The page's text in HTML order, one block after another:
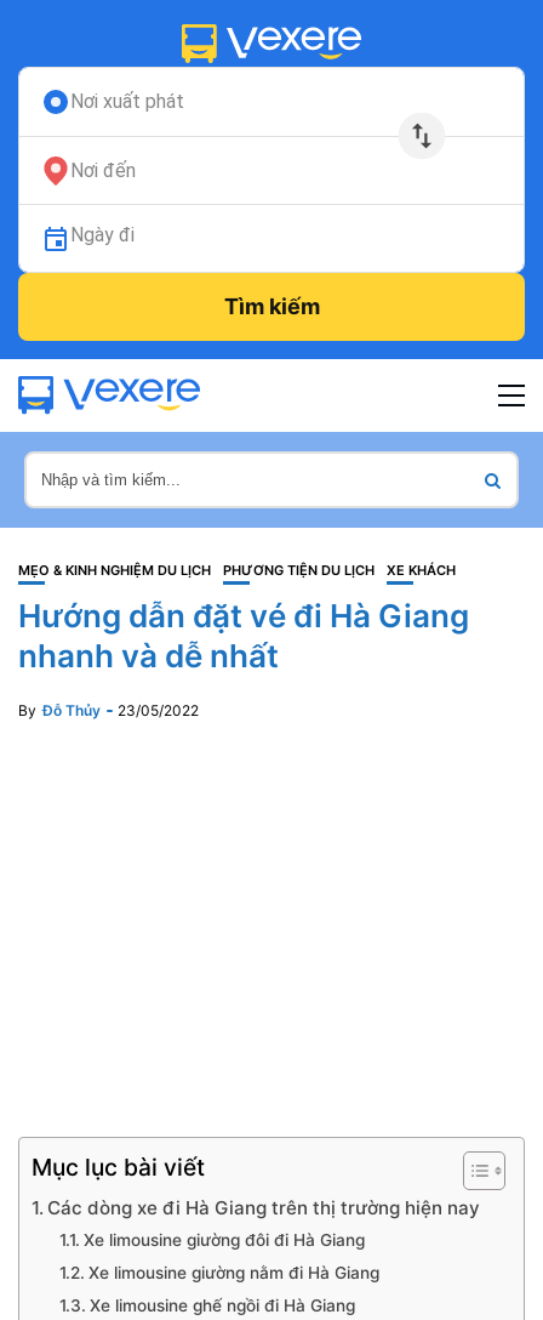
Nơi xuất phát
Nơi đến
Ngày đi
Tìm kiếm
MẸO & KINH NGHIỆM DU LỊCH PHƯƠNG TIỆN DU LỊCH XE KHÁCH
Hướng dẫn đặt vé đi Hà Giang
nhanh và dễ nhất
By Đỗ Thủy 23/05/2022
Mục lục bài viết
Các dòng xe đi Hà Giang trên thị trường hiện nay
Xe limousine giường đôi đi Hà Giang
Xe limousine giường nằm đi Hà Giang
Xe limousine ghế ngồi đi Hà Giang